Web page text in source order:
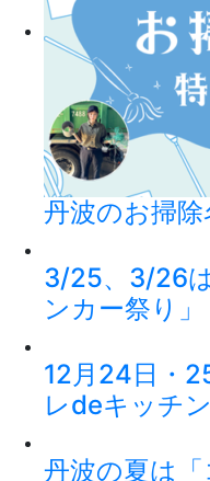
丹波のお掃
3/25、3/26
ンカー祭り」
12月24日・
レdeキッチ
丹波の夏は